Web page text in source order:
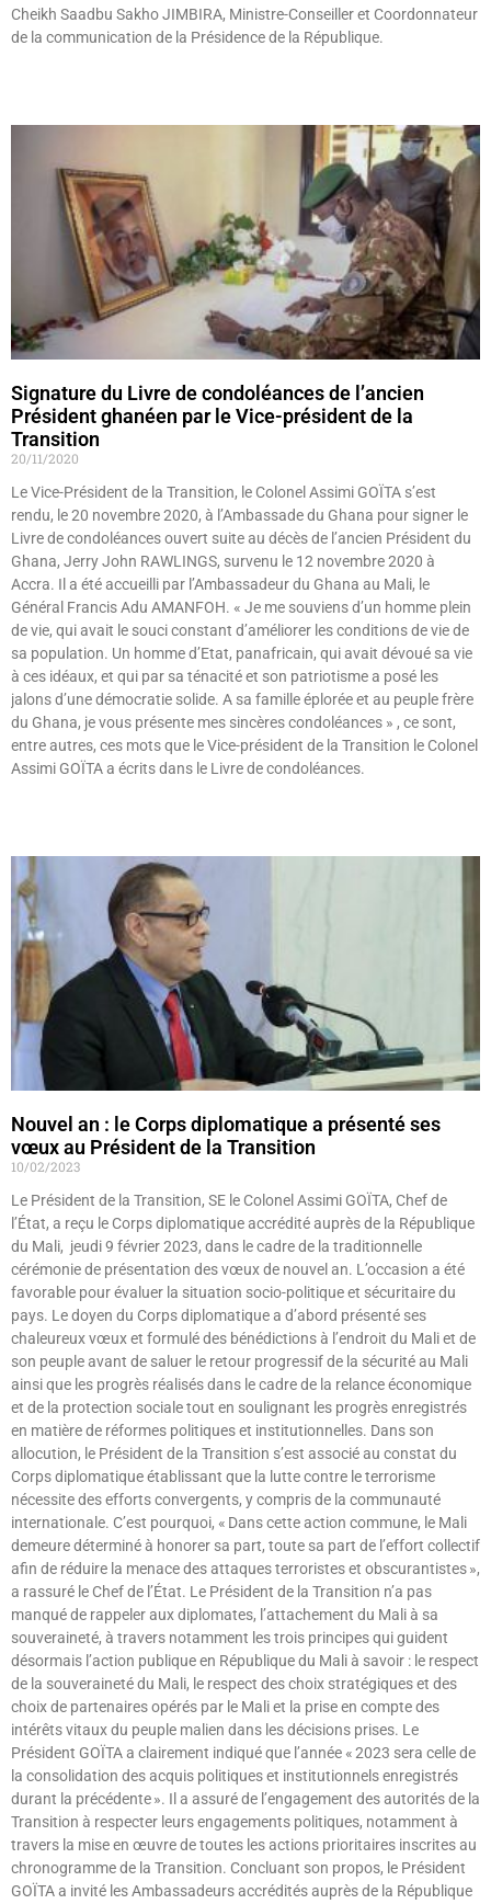
Cheikh Saadbu Sakho JIMBIRA, Ministre-Conseiller et Coordonnateur
de la communication de la Présidence de la République.
Signature du Livre de condoléances de l’ancien
Président ghanéen par le Vice-président de la
Transition
20/11/2020
Le Vice-Président de la Transition, le Colonel Assimi GOÏTA s’est
rendu, le 20 novembre 2020, à l’Ambassade du Ghana pour signer le
Livre de condoléances ouvert suite au décès de l’ancien Président du
Ghana, Jerry John RAWLINGS, survenu le 12 novembre 2020 à
Accra. Il a été accueilli par l’Ambassadeur du Ghana au Mali, le
Général Francis Adu AMANFOH. « Je me souviens d’un homme plein
de vie, qui avait le souci constant d’améliorer les conditions de vie de
sa population. Un homme d’Etat, panafricain, qui avait dévoué sa vie
à ces idéaux, et qui par sa ténacité et son patriotisme a posé les
jalons d’une démocratie solide. A sa famille éplorée et au peuple frère
du Ghana, je vous présente mes sincères condoléances » , ce sont,
entre autres, ces mots que le Vice-président de la Transition le Colonel
Assimi GOÏTA a écrits dans le Livre de condoléances.
Nouvel an : le Corps diplomatique a présenté ses
vœux au Président de la Transition
10/02/2023
Le Président de la Transition, SE le Colonel Assimi GOÏTA, Chef de
l’État, a reçu le Corps diplomatique accrédité auprès de la République
du Mali, jeudi 9 février 2023, dans le cadre de la traditionnelle
cérémonie de présentation des vœux de nouvel an. L’occasion a été
favorable pour évaluer la situation socio-politique et sécuritaire du
pays. Le doyen du Corps diplomatique a d’abord présenté ses
chaleureux vœux et formulé des bénédictions à l’endroit du Mali et de
son peuple avant de saluer le retour progressif de la sécurité au Mali
ainsi que les progrès réalisés dans le cadre de la relance économique
et de la protection sociale tout en soulignant les progrès enregistrés
en matière de réformes politiques et institutionnelles. Dans son
allocution, le Président de la Transition s’est associé au constat du
Corps diplomatique établissant que la lutte contre le terrorisme
nécessite des efforts convergents, y compris de la communauté
internationale. C’est pourquoi, « Dans cette action commune, le Mali
demeure déterminé à honorer sa part, toute sa part de l’effort collectif
afin de réduire la menace des attaques terroristes et obscurantistes »,
a rassuré le Chef de l’État. Le Président de la Transition n’a pas
manqué de rappeler aux diplomates, l’attachement du Mali à sa
souveraineté, à travers notamment les trois principes qui guident
désormais l’action publique en République du Mali à savoir : le respect
de la souveraineté du Mali, le respect des choix stratégiques et des
choix de partenaires opérés par le Mali et la prise en compte des
intérêts vitaux du peuple malien dans les décisions prises. Le
Président GOÏTA a clairement indiqué que l’année « 2023 sera celle de
la consolidation des acquis politiques et institutionnels enregistrés
durant la précédente ». Il a assuré de l’engagement des autorités de la
Transition à respecter leurs engagements politiques, notamment à
travers la mise en œuvre de toutes les actions prioritaires inscrites au
chronogramme de la Transition. Concluant son propos, le Président
GOÏTA a invité les Ambassadeurs accrédités auprès de la République